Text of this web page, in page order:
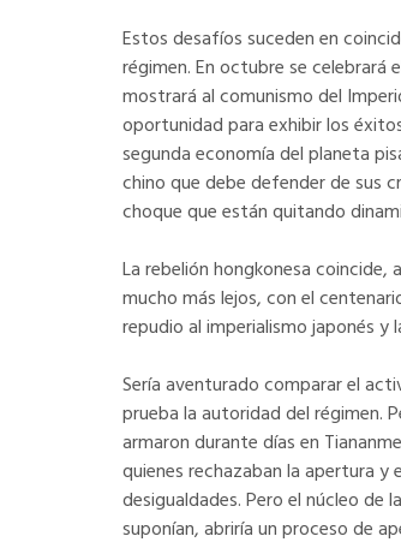
Estos desafíos suceden en
régimen. En octubre se celebrará
mostrará al comunismo del
oportunidad para exhibir los
segunda economía del planeta
chino que debe defender de sus
choque que están quitando
La rebelión hongkonesa coincide,
mucho más lejos, con el
repudio al imperialismo japonés y
Sería aventurado comparar el
prueba la autoridad del régimen.
armaron durante días en
quienes rechazaban la apertura
desigualdades. Pero el núcleo de
suponían, abriría un proceso de